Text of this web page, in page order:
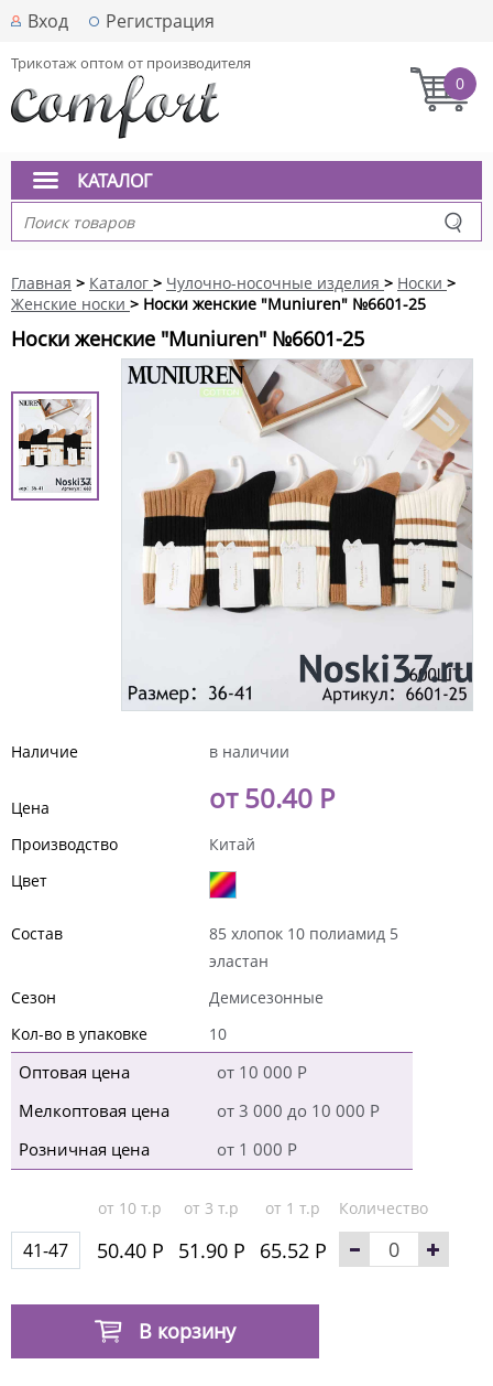
Вход Регистрация
Трикотаж оптом от производителя
0
КАТАЛОГ
Главная > Каталог > Чулочно-носочные изделия > Носки >
Женские носки > Носки женские "Muniuren" №6601-25
Носки женские "Muniuren" №6601-25
Наличие в наличии
Цена от 50.40 Р
Производство
Китай
Цвет
Состав
85 хлопок 10 полиамид 5
эластан
Сезон
Демисезонные
Кол-во в упаковке
10
Оптовая цена
от 10 000 Р
Мелкоптовая цена
от 3 000 до 10 000 Р
Розничная цена
от 1 000 Р
от 10 т.р от 3 т.р от 1 т.р Количество
41-47 50.40 Р 51.90 Р 65.52 Р
В корзину